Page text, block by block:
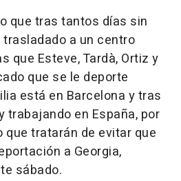
que tras tantos días sin
a un centro
que Esteve, Tardà, Ortiz y
que se le deporte
está en Barcelona y tras
trabajando en España, por
que tratarán de evitar que
a Georgia,
sábado.